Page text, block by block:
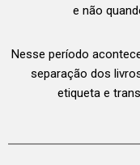
e não
Nesse período
separação dos
etiqueta e